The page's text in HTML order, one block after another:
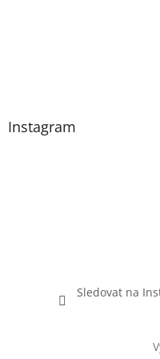
Instagram
Sledovat na